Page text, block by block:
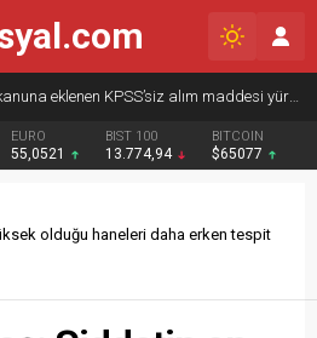
Ek dersliler için kanuna eklenen KPSS’siz alım maddesi yürürlükten kaldırıldı
EURO
55,0521
BIST 100
13.774,94
BITCOIN
$65077
olduğu haneleri daha erken tespit